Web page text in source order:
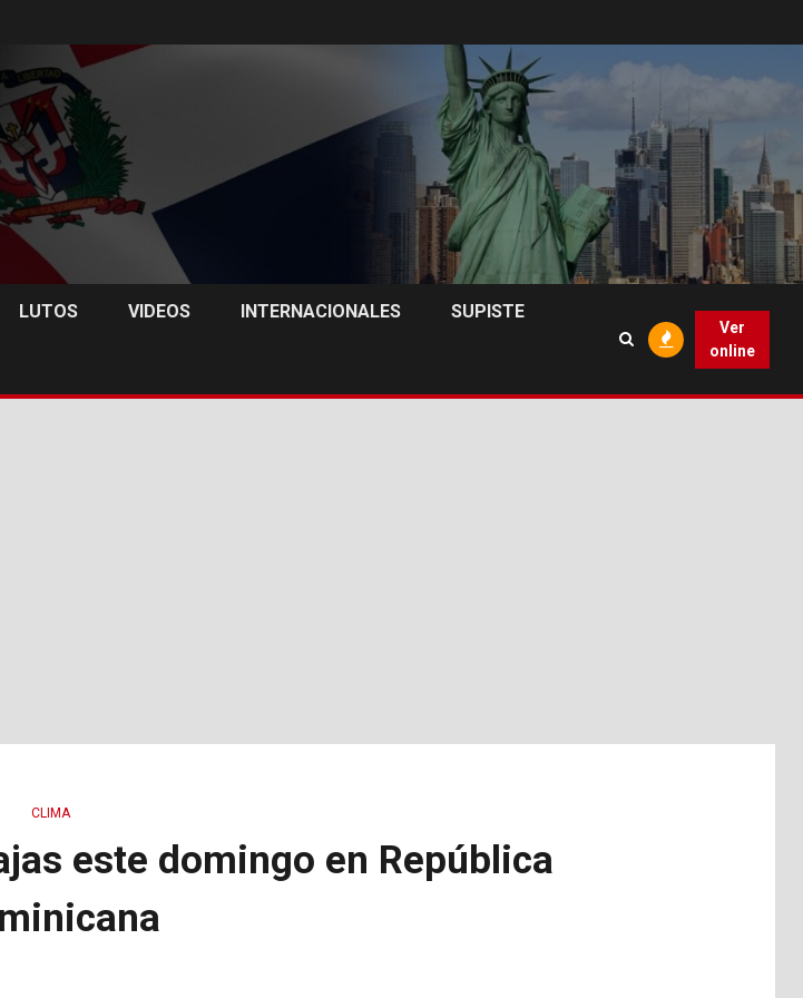
LUTOS VIDEOS INTERNACIONALES SUPISTE
Ver
online
CLIMA
este domingo en República